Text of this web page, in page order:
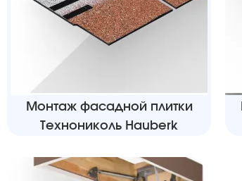
Монтаж фасадной плитки
Технониколь Hauberk